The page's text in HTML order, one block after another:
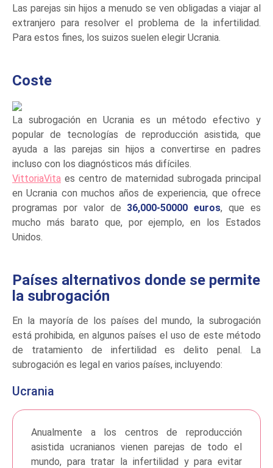
Las parejas sin hijos a menudo se ven obligadas a viajar al
extranjero para resolver el problema de la infertilidad.
Para estos fines, los suizos suelen elegir Ucrania.
Coste
La subrogación en Ucrania es un método efectivo y
popular de tecnologías de reproducción asistida, que
ayuda a las parejas sin hijos a convertirse en padres
incluso con los diagnósticos más difíciles.
VittoriaVita es centro de maternidad subrogada principal
en Ucrania con muchos años de experiencia, que ofrece
programas por valor de 36,000-50000 euros, que es
mucho más barato que, por ejemplo, en los Estados
Unidos.
Países alternativos donde se permite
la subrogación
En la mayoría de los países del mundo, la subrogación
está prohibida, en algunos países el uso de este método
de tratamiento de infertilidad es delito penal. La
subrogación es legal en varios países, incluyendo:
Ucrania
Anualmente a los centros de reproducción
asistida ucranianos vienen parejas de todo el
mundo, para tratar la infertilidad y para evitar